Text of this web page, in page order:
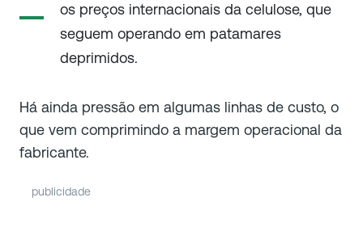
os preços internacionais da celulose, que
seguem operando em patamares
deprimidos.
Há ainda pressão em algumas linhas de custo, o
que vem comprimindo a margem operacional da
fabricante.
publicidade